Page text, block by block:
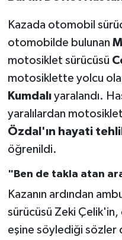
Kazada otomobil
otomobilde bulunan
motosiklet sürücüsü
motosiklette yolcu
Kumdalıyaralandı.
yaralılardan
Özdal'ın hayati
öğrenildi.
"Ben de takla atan
Kazanın ardından
sürücüsü Zeki Çelik'in,
eşine söylediği sözler